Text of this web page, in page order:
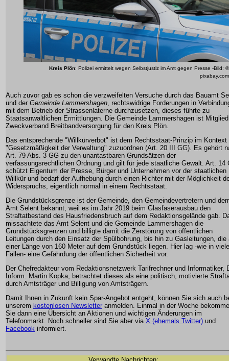
Kreis Plön: Polizei ermittelt wegen Selbstjustiz im Amt gegen Presse -Bild: ©
pixabay.com
Auch zuvor gab es schon die verzweifelten Versuche durch das Bauamt
und der Gemeinde Lammershagen, rechtswidrige Forderungen in
mit dem Betrieb der Strassenlaterne durchzusetzen, dieses führte zu
Staatsanwaltlichen Ermittlungen. Die Gemeinde Lammershagen ist
Zweckverband Breitbandversorgung für den Kreis Plön.
Das entsprechende "Willkürverbot" ist dem Rechtsstaat-Prinzip im Kontext
"Gesetzmäßigkeit der Verwaltung" zuzuordnen (Art. 20 III GG). Es gehört
Art. 79 Abs. 3 GG zu den unantastbaren Grundsätzen der
verfassungsrechtlichen Ordnung und gilt für jede staatliche Gewalt. Art. 14
schützt Eigentum der Presse, Bürger und Unternehmen vor der staatlichen
Willkür und bedarf der Aufhebung durch einen Richter mit der Möglichkeit
Widerspruchs, eigentlich normal in einem Rechtsstaat.
Die Grundstücksgrenze ist der Gemeinde, den Gemeindevertretern und
Amt Selent bekannt, weil es im Jahr 2019 beim Glasfaserausbau den
Straftatbestand des Hausfriedensbruch auf dem Redaktionsgelände gab.
missachtete das Amt Selent und die Gemeinde Lammershagen die
Grundstücksgrenzen und billigte damit die Zerstörung von öffentlichen
Leitungen durch den Einsatz der Spülbohrung, bis hin zu Gasleitungen, die
einer Länge von 160 Meter auf dem Grundstück liegen. Hier lag -wie in
Fällen- eine Gefährdung der öffentlichen Sicherheit vor.
Der Chefredakteur vom Redaktionsnetzwerk Tarifrechner und Informatiker,
Inform. Martin Kopka, betrachtet dieses als eine politisch, motivierte
durch Amtsträger und Billigung von Amtsträgern.
Damit Ihnen in Zukunft kein Spar-Angebot entgeht, können Sie sich auch
unserem kostenlosen Newsletter anmelden. Einmal in der Woche
Sie dann eine Übersicht an Aktionen und wichtigen Änderungen im
Telefonmarkt. Noch schneller sind Sie aber via X (ehemals Twitter) und
Facebook informiert.